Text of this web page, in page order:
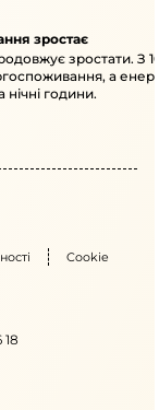
зростає
зростати. З
а
години.
Cookie